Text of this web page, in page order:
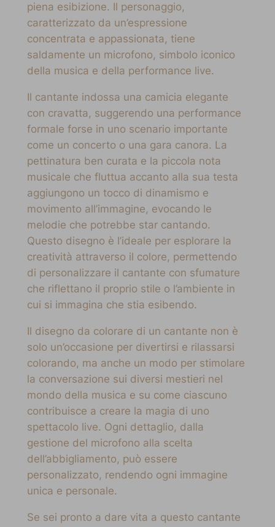
piena esibizione. Il personaggio,
caratterizzato da un’espressione
concentrata e appassionata, tiene
saldamente un microfono, simbolo iconico
della musica e della performance live.
Il cantante indossa una camicia elegante
con cravatta, suggerendo una performance
formale forse in uno scenario importante
come un concerto o una gara canora. La
pettinatura ben curata e la piccola nota
musicale che fluttua accanto alla sua testa
aggiungono un tocco di dinamismo e
movimento all’immagine, evocando le
melodie che potrebbe star cantando.
Questo disegno è l’ideale per esplorare la
creatività attraverso il colore, permettendo
di personalizzare il cantante con sfumature
che riflettano il proprio stile o l’ambiente in
cui si immagina che stia esibendo.
Il disegno da colorare di un cantante non è
solo un’occasione per divertirsi e rilassarsi
colorando, ma anche un modo per stimolare
la conversazione sui diversi mestieri nel
mondo della musica e su come ciascuno
contribuisce a creare la magia di uno
spettacolo live. Ogni dettaglio, dalla
gestione del microfono alla scelta
dell’abbigliamento, può essere
personalizzato, rendendo ogni immagine
unica e personale.
Se sei pronto a dare vita a questo cantante